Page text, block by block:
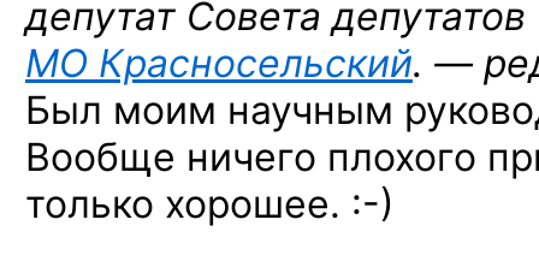
депутат Совета депутатов
МО Красносельский. —
Был моим научным
Вообще ничего плохого
только хорошее. :-)